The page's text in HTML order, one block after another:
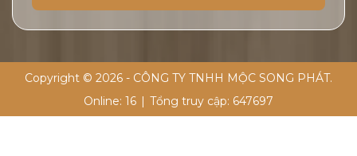
Copyright © 2026 - CÔNG TY TNHH MỘC SONG PHÁT.
Online: 16 Tổng truy cập: 647697